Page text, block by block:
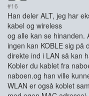
#16
Han deler ALT, jeg har
kabel og wireless
og alle kan se hinanden.
ingen kan KOBLE sig på
direkte ind i LAN så kan
Kobler du kablet fra
naboen.og han ville
WLAN er også koblet